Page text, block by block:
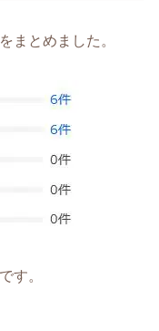
まとめました。
す。